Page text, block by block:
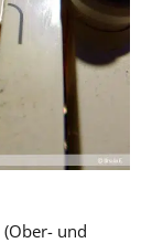
(Ober- und